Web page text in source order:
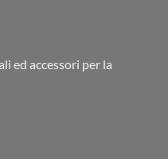
ed accessori per la